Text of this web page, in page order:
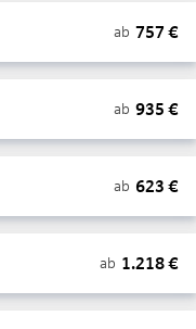
ab 757 €
ab 935 €
ab 623 €
ab 1.218€